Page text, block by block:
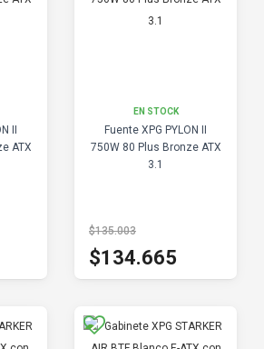
II
ATX
EN STOCK
Fuente XPG PYLON II
750W 80 Plus Bronze ATX
3.1
$135.003
$134.665